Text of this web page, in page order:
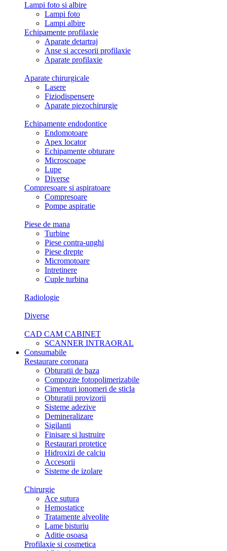
Lampi foto si albire
Lampi foto
Lampi albire
Echipamente profilaxie
Aparate detartraj
Anse si accesorii profilaxie
Aparate profilaxie
Aparate chirurgicale
Lasere
Fiziodispensere
Aparate piezochirurgie
Echipamente endodontice
Endomotoare
Apex locator
Echipamente obturare
Microscoape
Lupe
Diverse
Compresoare si aspiratoare
Compresoare
Pompe aspiratie
Piese de mana
Turbine
Piese contra-unghi
Piese drepte
Micromotoare
Intretinere
Cuple turbina
Radiologie
Diverse
CAD CAM CABINET
SCANNER INTRAORAL
Consumabile
Restaurare coronara
Obturatii de baza
Compozite fotopolimerizabile
Cimenturi ionomeri de sticla
Obturatii provizorii
Sisteme adezive
Demineralizare
Sigilanti
Finisare si lustruire
Restaurari protetice
Hidroxizi de calciu
Accesorii
Sisteme de izolare
Chirurgie
Ace sutura
Hemostatice
Tratamente alveolite
Lame bisturiu
Aditie osoasa
Profilaxie si cosmetica